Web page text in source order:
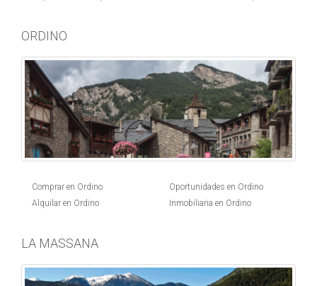
ORDINO
Comprar en Ordino
Alquilar en Ordino
Oportunidades en Ordino
Inmobiliaria en Ordino
LA MASSANA